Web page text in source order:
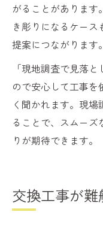
がることがありま
き彫りになるケー
提案につながります。
「現地調査で見落
ので安心して工事
く聞かれます。現
ることで、スムー
りが期待できます。
交換工事が